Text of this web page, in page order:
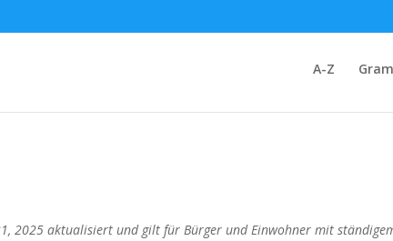
A-Z
2025 aktualisiert und gilt für Bürger und Einwohner mit